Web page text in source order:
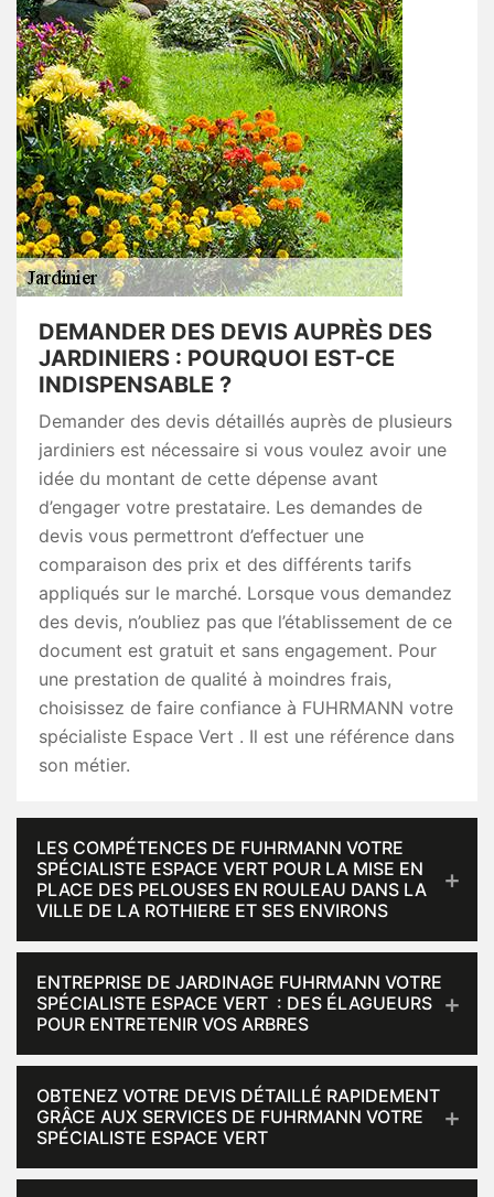
DEMANDER DES DEVIS AUPRÈS DES
JARDINIERS : POURQUOI EST-CE
INDISPENSABLE ?
Demander des devis détaillés auprès de plusieurs
jardiniers est nécessaire si vous voulez avoir une
idée du montant de cette dépense avant
d’engager votre prestataire. Les demandes de
devis vous permettront d’effectuer une
comparaison des prix et des différents tarifs
appliqués sur le marché. Lorsque vous demandez
des devis, n’oubliez pas que l’établissement de ce
document est gratuit et sans engagement. Pour
une prestation de qualité à moindres frais,
choisissez de faire confiance à FUHRMANN votre
spécialiste Espace Vert . Il est une référence dans
son métier.
LES COMPÉTENCES DE FUHRMANN VOTRE
SPÉCIALISTE ESPACE VERT POUR LA MISE EN
PLACE DES PELOUSES EN ROULEAU DANS LA
VILLE DE LA ROTHIERE ET SES ENVIRONS
ENTREPRISE DE JARDINAGE FUHRMANN VOTRE
SPÉCIALISTE ESPACE VERT : DES ÉLAGUEURS
POUR ENTRETENIR VOS ARBRES
OBTENEZ VOTRE DEVIS DÉTAILLÉ RAPIDEMENT
GRÂCE AUX SERVICES DE FUHRMANN VOTRE
SPÉCIALISTE ESPACE VERT